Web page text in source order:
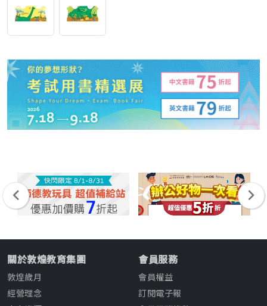
關於敦煌教育集團
敦煌歲月
經營理念
會員服務
會員權益
訂閱電子報